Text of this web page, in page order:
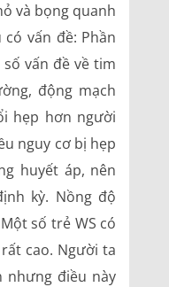
và bọng quanh
vấn đề: Phần
vấn đề về tim
động mạch
hẹp hơn người
nguy cơ bị hẹp
huyết áp, nên
kỳ. Nồng độ
số trẻ WS có
cao. Người ta
nhưng điều này